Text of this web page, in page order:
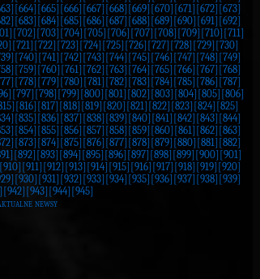
[664] [665] [666] [667] [668] [669] [670] [671] [672] [673]
[683] [684] [685] [686] [687] [688] [689] [690] [691] [692]
[702] [703] [704] [705] [706] [707] [708] [709] [710] [711]
[721] [722] [723] [724] [725] [726] [727] [728] [729] [730]
[740] [741] [742] [743] [744] [745] [746] [747] [748] [749]
[759] [760] [761] [762] [763] [764] [765] [766] [767] [768]
[778] [779] [780] [781] [782] [783] [784] [785] [786] [787]
[797] [798] [799] [800] [801] [802] [803] [804] [805] [806]
[816] [817] [818] [819] [820] [821] [822] [823] [824] [825]
[835] [836] [837] [838] [839] [840] [841] [842] [843] [844]
[854] [855] [856] [857] [858] [859] [860] [861] [862] [863]
[873] [874] [875] [876] [877] [878] [879] [880] [881] [882]
[892] [893] [894] [895] [896] [897] [898] [899] [900] [901]
[910] [911] [912] [913] [914] [915] [916] [917] [918] [919] [920]
[930] [931] [932] [933] [934] [935] [936] [937] [938] [939]
[942] [943] [944] [945]
newsy